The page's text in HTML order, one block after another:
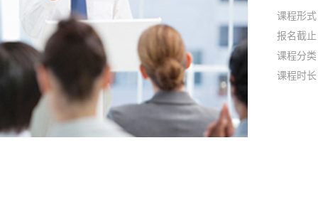
课程形式
报名截止
课程分类
课程时长